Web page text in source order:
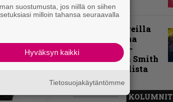
”Näillä festareilla
kaikki on aina
kohdallaan” –
raportti John Smith
Rock Festivalista
KOLUMNIT
suostumusta, jos niillä on siihen
milloin tahansa seuraavalla
Hyväksyn kaikki
Tietosuojakäytäntömme